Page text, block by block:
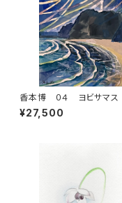
香本博 ０４ ヨビサマス
¥27,500